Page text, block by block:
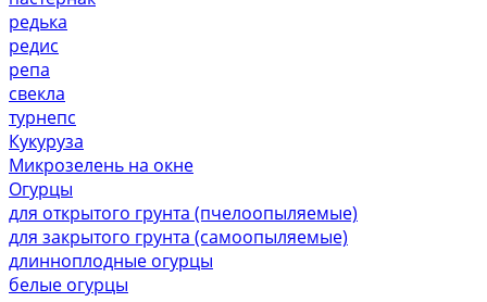
редька
редис
репа
свекла
турнепс
Кукуруза
Микрозелень на окне
Огурцы
для открытого грунта (пчелоопыляемые)
для закрытого грунта (самоопыляемые)
длинноплодные огурцы
белые огурцы